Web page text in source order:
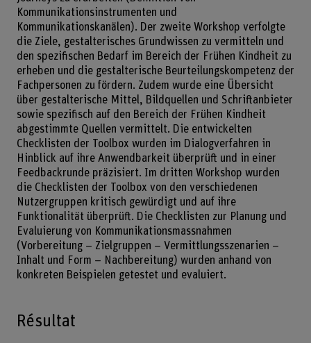
Kommunikationsinstrumenten und
Kommunikationskanälen). Der zweite Workshop verfolgte
die Ziele, gestalterisches Grundwissen zu vermitteln und
den spezifischen Bedarf im Bereich der Frühen Kindheit zu
erheben und die gestalterische Beurteilungskompetenz der
Fachpersonen zu fördern. Zudem wurde eine Übersicht
über gestalterische Mittel, Bildquellen und Schriftanbieter
sowie spezifisch auf den Bereich der Frühen Kindheit
abgestimmte Quellen vermittelt. Die entwickelten
Checklisten der Toolbox wurden im Dialogverfahren in
Hinblick auf ihre Anwendbarkeit überprüft und in einer
Feedbackrunde präzisiert. Im dritten Workshop wurden
die Checklisten der Toolbox von den verschiedenen
Nutzergruppen kritisch gewürdigt und auf ihre
Funktionalität überprüft. Die Checklisten zur Planung und
Evaluierung von Kommunikationsmassnahmen
(Vorbereitung – Zielgruppen – Vermittlungsszenarien –
Inhalt und Form – Nachbereitung) wurden anhand von
konkreten Beispielen getestet und evaluiert.
Résultat